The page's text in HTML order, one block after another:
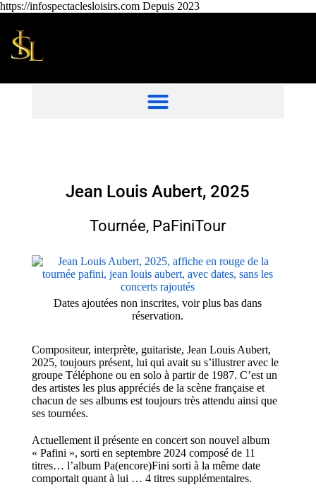
https://infospectaclesloisirs.com Depuis 2023
Jean Louis Aubert, 2025
Tournée, PaFiniTour
Dates ajoutées non inscrites, voir plus bas dans
réservation.
Compositeur, interprète, guitariste, Jean LouisAubert,
2025, toujours présent, lui qui avaitsu s’illustrer avecle
groupe Téléphoneou en solo à partir de 1987. C’est un
des artistes les plus appréciésde la scène françaiseet
chacun de ses albums esttoujours très attendu ainsi que
ses tournées.
Actuellement il présente en concert son nouvel album
« Pafini », sorti en septembre 2024 composé de 11
titres… l’album Pa(encore)Fini sorti à la même date
comportait quant à lui … 4 titres supplémentaires.